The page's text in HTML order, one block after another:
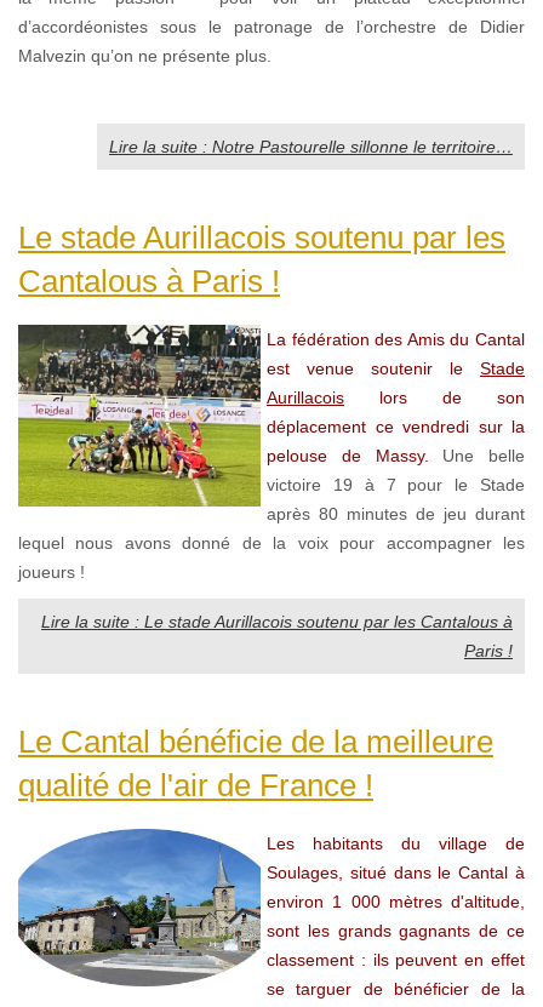
d’accordéonistes sous le patronage de l’orchestre de Didier
Malvezin qu’on ne présente plus.
Lire la suite : Notre Pastourelle sillonne le territoire…
Le stade Aurillacois soutenu par les
Cantalous à Paris !
La fédération des Amis du Cantal
est venue soutenir le Stade
Aurillacois lors de son
déplacement ce vendredi sur la
pelouse de Massy. Une belle
victoire 19 à 7 pour le Stade
après 80 minutes de jeu durant
lequel nous avons donné de la voix pour accompagner les
joueurs !
Lire la suite : Le stade Aurillacois soutenu par les Cantalous à
Paris !
Le Cantal bénéficie de la meilleure
qualité de l'air de France !
Les habitants du village de
Soulages, situé dans le Cantal à
environ 1 000 mètres d'altitude,
sont les grands gagnants de ce
classement : ils peuvent en effet
se targuer de bénéficier de la